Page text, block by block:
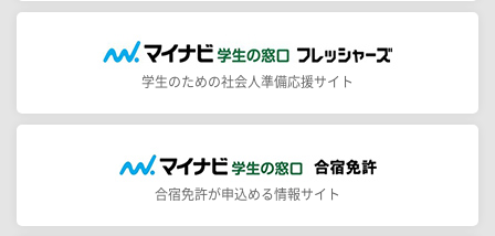
学生のための社会人準備応援サイト
合宿免許が申込める情報サイト